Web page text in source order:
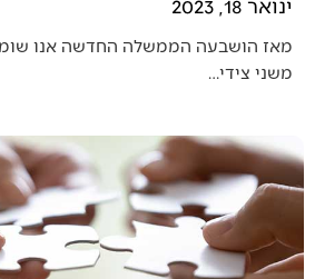
מאז הושבעה הממשלה החדשה אנו
משני צידי…